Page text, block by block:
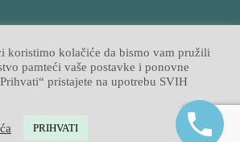
| Izrada sajtova Sajtpress
koristimo kolačiće da bismo vam pružili
pamteći vaše postavke i ponovne
pristajete na upotrebu SVIH
PRIHVATI